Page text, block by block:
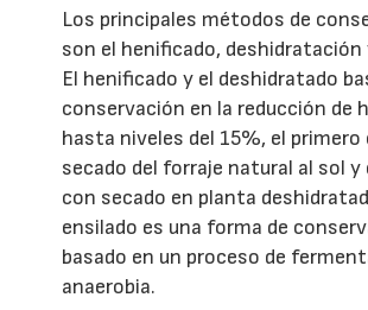
Los principales métodos de
son el henificado, deshidratación
El henificado y el deshidratado
conservación en la reducción de
hasta niveles del 15%, el primero
secado del forraje natural al sol y
con secado en planta
ensilado es una forma de
basado en un proceso de
anaerobia.